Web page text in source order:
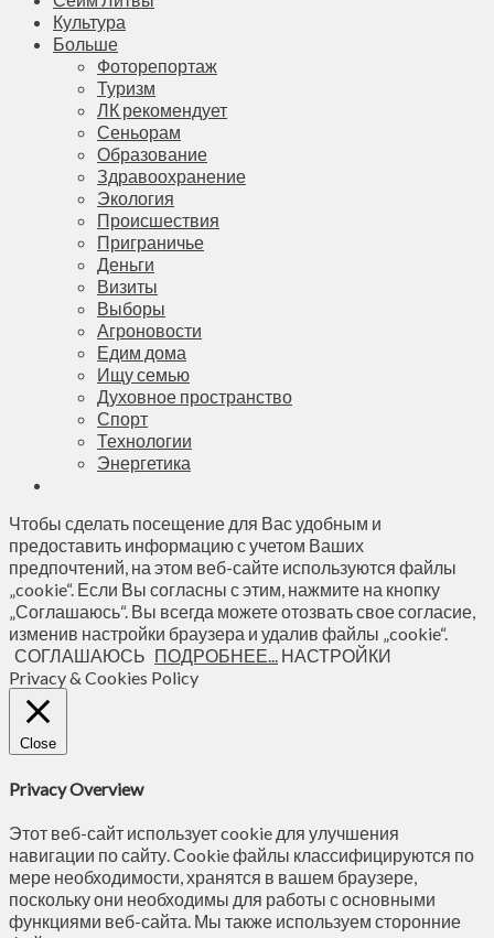
Культура
Больше
Фоторепортаж
Туризм
ЛК рекомендует
Сеньорам
Образование
Здравоохранение
Экология
Происшествия
Приграничье
Деньги
Визиты
Выборы
Агроновости
Едим дома
Ищу семью
Духовное пространство
Спорт
Технологии
Энергетика
Чтобы сделать посещение для Вас удобным и
предоставить информацию с учетом Ваших
предпочтений, на этом веб-сайте используются файлы
„cookie“. Если Вы согласны с этим, нажмите на кнопку
„Соглашаюсь“. Вы всегда можете отозвать свое согласие,
изменив настройки браузера и удалив файлы „cookie“.
СОГЛАШАЮСЬ ПОДРОБНЕЕ...
НАСТРОЙКИ
Privacy & Cookies Policy
Close
Privacy Overview
Этот веб-сайт использует cookie для улучшения
навигации по сайту. Сookie файлы классифицируются по
мере необходимости, хранятся в вашем браузере,
поскольку они необходимы для работы с основными
функциями веб-сайта. Мы также используем сторонние